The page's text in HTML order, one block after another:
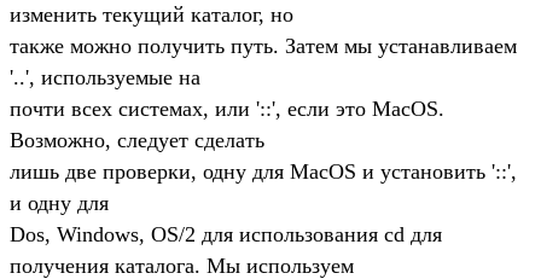
изменить текущий каталог, но
также можно получить путь. Затем мы устанавливаем
'..', используемые на
почти всех системах, или '::', если это MacOS.
Возможно, следует сделать
лишь две проверки, одну для MacOS и установить '::',
и одну для
Dos, Windows, OS/2 для использования cd для
получения каталога. Мы используем